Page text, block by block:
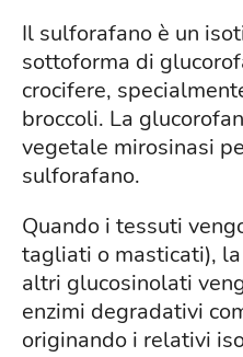
Il sulforafano è un
sottoforma di
crocifere,
broccoli. La
vegetale mirosinasi
sulforafano.
Quando i tessuti
tagliati o masticati),
altri glucosinolati
enzimi degradativi
originando i relativi